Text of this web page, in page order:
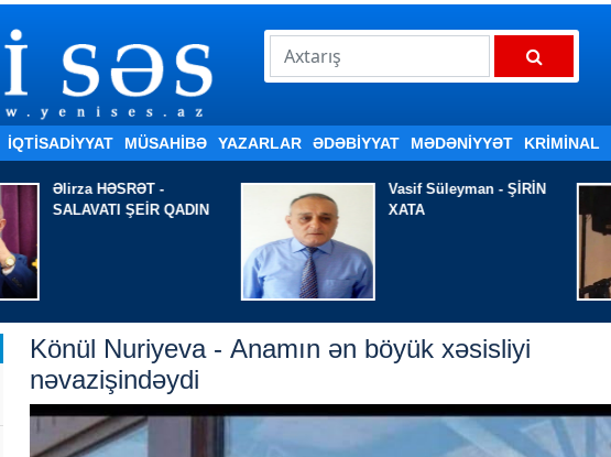
İQTISADIYYAT MÜSAHİBƏ YAZARLAR ƏDƏBIYYAT MƏDƏNİYYƏT KRİMİNAL
Vasif Süleyman - ŞİRİN
XATA
Əlizadə Nuri-
Könül Nuriyeva - Anamın ən böyük xəsisliyi
nəvazişindəydi